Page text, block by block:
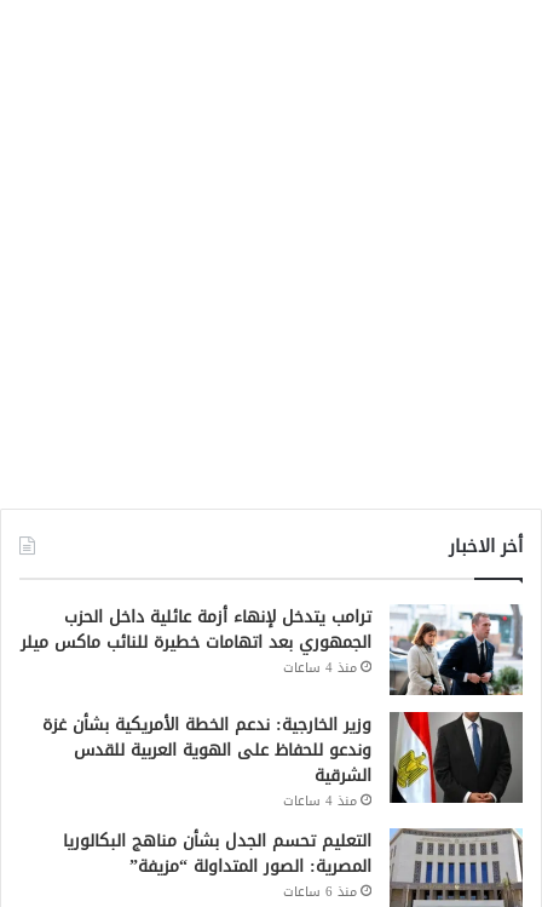
أخر الاخبار
ترامب يتدخل لإنهاء أزمة عائلية داخل الحزب
الجمهوري بعد اتهامات خطيرة للنائب ماكس ميلر
منذ 4 ساعات
وزير الخارجية: ندعم الخطة الأمريكية بشأن غزة
وندعو للحفاظ على الهوية العربية للقدس
الشرقية
منذ 4 ساعات
التعليم تحسم الجدل بشأن مناهج البكالوريا
المصرية: الصور المتداولة “مزيفة”
منذ 6 ساعات